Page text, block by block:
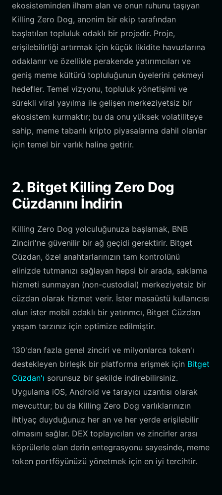
ekosisteminden ilham alan ve onun ruhunu taşıyan
Killing Zero Dog, anonim bir ekip tarafından
başlatılan topluluk odaklı bir projedir. Proje,
erişilebilirliği artırmak için küçük likidite havuzlarına
odaklanır ve özellikle perakende yatırımcıları ve
geniş meme kültürü topluluğunun üyelerini çekmeyi
hedefler. Temel vizyonu, topluluk yönetişimi ve
sürekli viral yayılma ile gelişen merkeziyetsiz bir
ekosistem kurmaktır; bu da onu yüksek volatiliteye
sahip, meme tabanlı kripto piyasalarına dahil olanlar
için temel bir varlık haline getirir.
2. Bitget Killing Zero Dog
Cüzdanını İndirin
Killing Zero Dog yolculuğunuza başlamak, BNB
Zinciri'ne güvenilir bir ağ geçidi gerektirir. Bitget
Cüzdan, özel anahtarlarınızın tam kontrolünü
elinizde tutmanızı sağlayan hepsi bir arada, saklama
hizmeti sunmayan (non-custodial) merkeziyetsiz bir
cüzdan olarak hizmet verir. İster masaüstü kullanıcısı
olun ister mobil odaklı bir yatırımcı, Bitget Cüzdan
yaşam tarzınız için optimize edilmiştir.
130'dan fazla genel zinciri ve milyonlarca token'ı
destekleyen birleşik bir platforma erişmek için Bitget
Cüzdan'ı sorunsuz bir şekilde indirebilirsiniz.
Uygulama iOS, Android ve tarayıcı uzantısı olarak
mevcuttur; bu da Killing Zero Dog varlıklarınızın
ihtiyaç duyduğunuz her an ve her yerde erişilebilir
olmasını sağlar. DEX toplayıcıları ve zincirler arası
köprülerle olan derin entegrasyonu sayesinde, meme
token portföyünüzü yönetmek için en iyi tercihtir.